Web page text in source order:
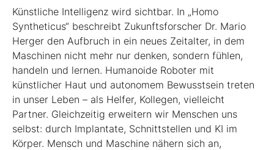
Künstliche Intelligenz wird sichtbar. In „Homo
Syntheticus“ beschreibt Zukunftsforscher Dr. Mario
Herger den Aufbruch in ein neues Zeitalter, in dem
Maschinen nicht mehr nur denken, sondern fühlen,
handeln und lernen. Humanoide Roboter mit
künstlicher Haut und autonomem Bewusstsein treten
in unser Leben – als Helfer, Kollegen, vielleicht
Partner. Gleichzeitig erweitern wir Menschen uns
selbst: durch Implantate, Schnittstellen und KI im
Körper. Mensch und Maschine nähern sich an,